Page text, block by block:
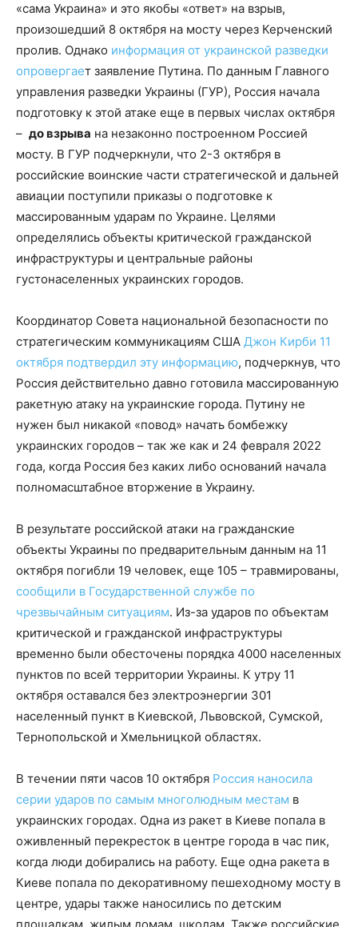
«сама Украина» и это якобы «ответ» на взрыв,
произошедший 8 октября на мосту через Керченский
пролив. Однако информация от украинской разведки
опровергает заявление Путина. По данным Главного
управления разведки Украины (ГУР), Россия начала
подготовку к этой атаке еще в первых числах октября
– до взрыва на незаконно построенном Россией
мосту. В ГУР подчеркнули, что 2-3 октября в
российские воинские части стратегической и дальней
авиации поступили приказы о подготовке к
массированным ударам по Украине. Целями
определялись объекты критической гражданской
инфраструктуры и центральные районы
густонаселенных украинских городов.
Координатор Совета национальной безопасности по
стратегическим коммуникациям США Джон Кирби 11
октября подтвердил эту информацию, подчеркнув, что
Россия действительно давно готовила массированную
ракетную атаку на украинские города. Путину не
нужен был никакой «повод» начать бомбежку
украинских городов – так же как и 24 февраля 2022
года, когда Россия без каких либо оснований начала
полномасштабное вторжение в Украину.
В результате российской атаки на гражданские
объекты Украины по предварительным данным на 11
октября погибли 19 человек, еще 105 – травмированы,
сообщили в Государственной службе по
чрезвычайным ситуациям. Из-за ударов по объектам
критической и гражданской инфраструктуры
временно были обесточены порядка 4000 населенных
пунктов по всей территории Украины. К утру 11
октября оставался без электроэнергии 301
населенный пункт в Киевской, Львовской, Сумской,
Тернопольской и Хмельницкой областях.
В течении пяти часов 10 октября Россия наносила
серии ударов по самым многолюдным местам в
украинских городах. Одна из ракет в Киеве попала в
оживленный перекресток в центре города в час пик,
когда люди добирались на работу. Еще одна ракета в
Киеве попала по декоративному пешеходному мосту в
центре, удары также наносились по детским